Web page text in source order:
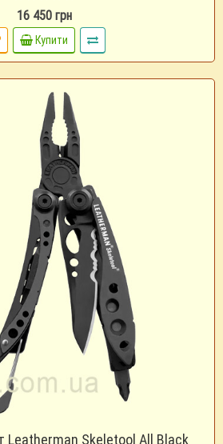
16 450 грн
Купити
Leatherman Skeletool All Black